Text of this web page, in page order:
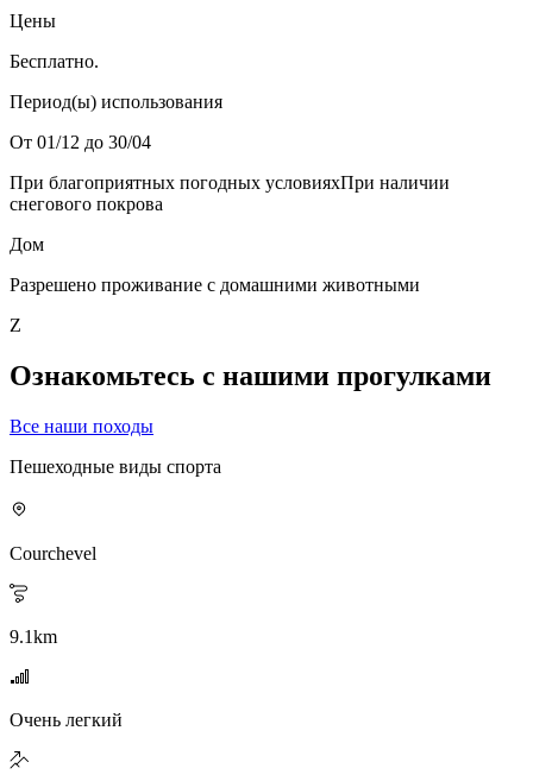
Цены
Бесплатно.
Период(ы) использования
От 01/12 до 30/04
При благоприятных погодных условияхПри наличии
снегового покрова
Дом
Разрешено проживание с домашними животными
Z
Ознакомьтесь с нашими прогулками
Все наши походы
Пешеходные виды спорта
Courchevel
9.1km
Очень легкий